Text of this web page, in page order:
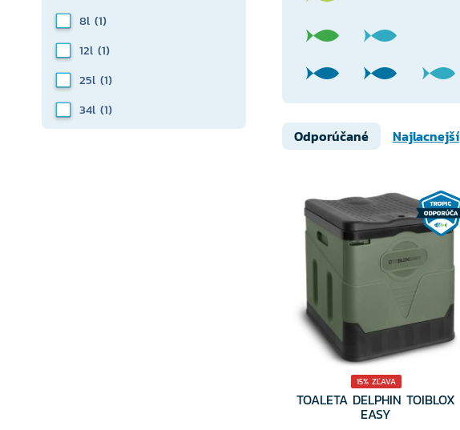
8l (1)
12l (1)
25l (1)
34l (1)
Odporúčané Najlacnejší
15% ZĽAVA
TOALETA DELPHIN TOIBLOX
EASY